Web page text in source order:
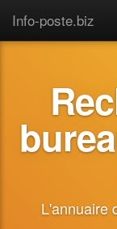
Info-poste.biz
L'annuaire